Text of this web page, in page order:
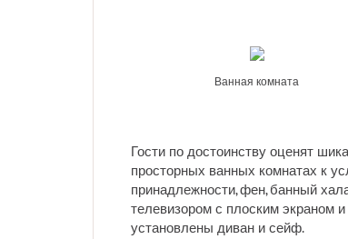
Ванная комната
Гости по достоинству оценят
просторных ванных комнатах к
принадлежности, фен, банный
телевизором с плоским экраном
установлены диван и сейф.